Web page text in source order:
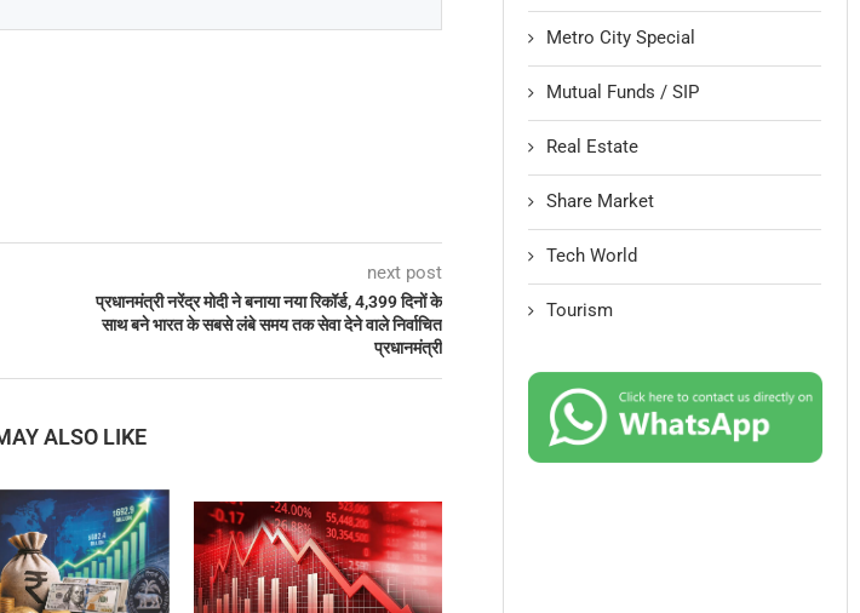
next post
प्रधानमंत्री नरेंद्र मोदी ने बनाया नया रिकॉर्ड, 4,399 दिनों के
साथ बने भारत के सबसे लंबे समय तक सेवा देने वाले निर्वाचित
प्रधानमंत्री
ALSO LIKE
Metro City Special
Mutual Funds / SIP
Real Estate
Share Market
Tech World
Tourism